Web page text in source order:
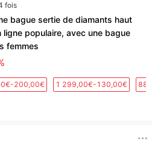
fois
bague sertie de diamants haut
populaire, avec une bague
femmes
200,00€ 1 299,00€-130,00€